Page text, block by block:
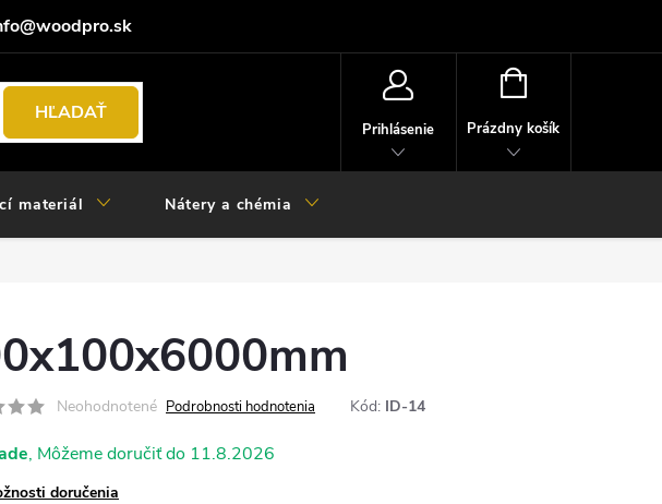
HĽADAŤ
Prihlásenie
NÁKUPNÝ
Prázdny košík
materiál Nátery a chémia
Neohodnotené Podrobnosti hodnotenia Kód: ID-14
11.8.2026
doručenia